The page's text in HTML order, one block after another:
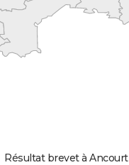
Résultat brevet à Ancourt